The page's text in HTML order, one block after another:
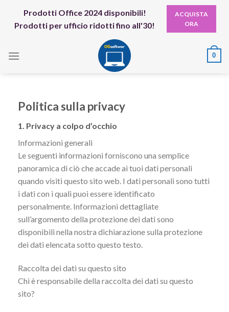
content
Prodotti Office 2024 disponibili!
Prodotti per ufficio ridotti fino all'30!
ACQUISTA
ORA
0
Politica sulla privacy
1. Privacy a colpo d’occhio
Informazioni generali
Le seguenti informazioni forniscono una semplice
panoramica di ciò che accade ai tuoi dati personali
quando visiti questo sito web. I dati personali sono tutti
i dati con i quali puoi essere identificato
personalmente. Informazioni dettagliate
sull’argomento della protezione dei dati sono
disponibili nella nostra dichiarazione sulla protezione
dei dati elencata sotto questo testo.
Raccolta dei dati su questo sito
Chi è responsabile della raccolta dei dati su questo
sito?